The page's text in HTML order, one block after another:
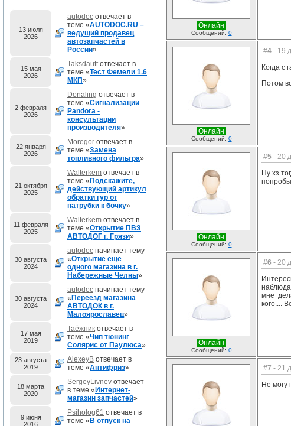
13 июля
2026
autodoc отвечает в
теме «AUTODOC.RU –
ведущий продавец
автозапчастей в
России»
15 мая
2026
Taksdauttотвечает в
теме «Тест Фемели 1.6
МКП»
2 февраля
2026
Donaling отвечает в
теме «Сигнализации
Pandora -
консультации
производителя»
22 января
2026
Moregor отвечает в
теме «Замена
топливного фильтра»
21 октября
2025
Walterkem отвечает в
теме « Подскажите,
действующий артикул
обратки гур от
патрубки к бочку»
11 февраля
2025
Walterkem отвечает в
теме «Открытие ПВЗ
АВТОДОГ г. Грязи»
30 августа
2024
autodoc начинает тему
«Открытие еще
одного магазина в г.
Набережные Челны»
30 августа
2024
autodoc начинает тему
« Переезд магазина
АВТОДОК в г.
Малоярославец»
17 мая
2019
Таёжник отвечает в
теме «Чип тюнинг
Солярис от Паулюса»
23 августа
2019
AlexeyB отвечает в
теме «Антифриз»
18 марта
2020
SergeyLivnev отвечает
в теме « Интернет-
магазин запчастей»
9 июня
2016
Psiholog61 отвечает в
теме « В отпуск на
Онлайн
Сообщений: 0
Онлайн
Сообщений: 0
#4 - 19
Когда с
Потом
Онлайн
Сообщений: 0
#5 - 20
Ну хз
Онлайн
Сообщений: 0
#6 - 20
мне
кого....
#7 - 21
Не могу